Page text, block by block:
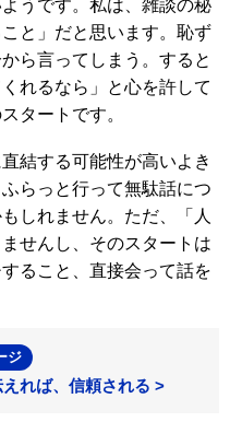
うです。私は、雑談の秘
と」だと思います。恥ず
ら言ってしまう。すると
れるなら」と心を許して
タートです。
結する可能性が高いよき
らっと行って無駄話につ
しれません。ただ、「人
せんし、そのスタートは
ること、直接会って話を
ジ
れば、信頼される >